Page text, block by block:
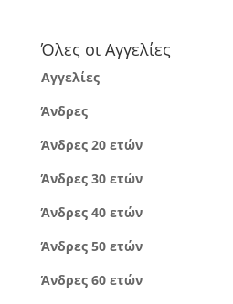
Όλες οι Αγγελίες
Αγγελίες
Άνδρες
Άνδρες 20 ετών
Άνδρες 30 ετών
Άνδρες 40 ετών
Άνδρες 50 ετών
Άνδρες 60 ετών